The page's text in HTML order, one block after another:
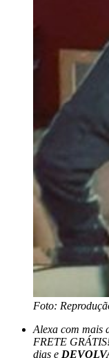
Foto:
Alexa com mais
FRETE
dias e